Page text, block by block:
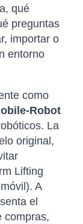
qué
preguntas
importar o
entorno
como
Robot
La
original,
Lifting
A
el
compras,